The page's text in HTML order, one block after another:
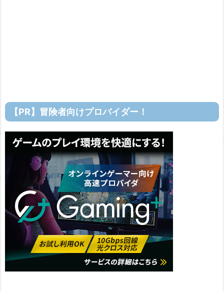
【PR】冒険者向けプロバイダー！